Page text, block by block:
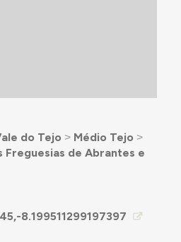
do Tejo ˃ Médio Tejo ˃
Freguesias de Abrantes e
8.199511299197397